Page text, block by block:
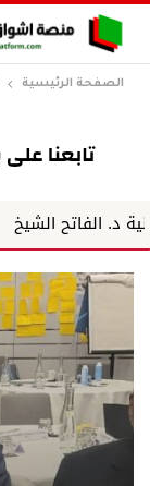
الصفحة الرئيسية
الشيخ رجل